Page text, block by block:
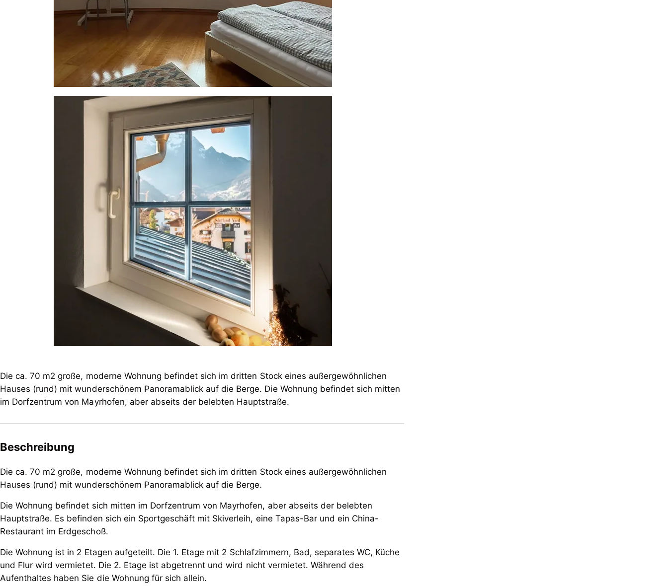
Die ca. 70 m2 große, moderne Wohnung befindet sich im dritten Stock eines außergewöhnlichen
Hauses (rund) mit wunderschönem Panoramablick auf die Berge. Die Wohnung befindet sich mitten
im Dorfzentrum von Mayrhofen, aber abseits der belebten Hauptstraße.
Beschreibung
Die ca. 70 m2 große, moderne Wohnung befindet sich im dritten Stock eines außergewöhnlichen
Hauses (rund) mit wunderschönem Panoramablick auf die Berge.
Die Wohnung befindet sich mitten im Dorfzentrum von Mayrhofen, aber abseits der belebten
Hauptstraße. Es befinden sich ein Sportgeschäft mit Skiverleih, eine Tapas-Bar und ein China-
Restaurant im Erdgeschoß.
Die Wohnung ist in 2 Etagen aufgeteilt. Die 1. Etage mit 2 Schlafzimmern, Bad, separates WC, Küche
und Flur wird vermietet. Die 2. Etage ist abgetrennt und wird nicht vermietet. Während des
Aufenthaltes haben Sie die Wohnung für sich allein.